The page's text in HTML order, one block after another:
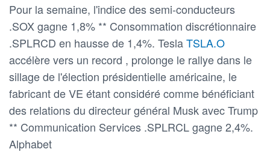
Pour la semaine, l'indice des semi-conducteurs
.SOX gagne 1,8% ** Consommation discrétionnaire
.SPLRCD en hausse de 1,4%. TeslaTSLA.O
accélère vers un record , prolonge le rallye dans le
sillage de l'élection présidentielle américaine, le
fabricant de VE étant considéré comme bénéficiant
des relations du directeur général Musk avec Trump
** Communication Services .SPLRCL gagne 2,4%.
Alphabet